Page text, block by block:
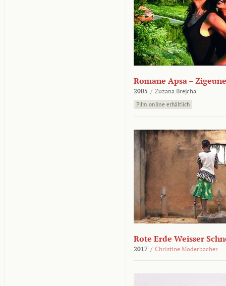
Romane Apsa –
2005 / Zuzana Brejcha
Film online erhältlich
Rote Erde Weisser
2017 / Christine Moderbacher